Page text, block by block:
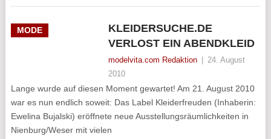
MODE
KLEIDERSUCHE.DE
VERLOST EIN ABENDKLEID
modelvita.com Redaktion
24. August
2010
Lange wurde auf diesen Moment gewartet! Am 21. August 2010
war es nun endlich soweit: Das Label Kleiderfreuden (Inhaberin:
Ewelina Bujalski) eröffnete neue Ausstellungsräumlichkeiten in
Nienburg/Weser mit vielen